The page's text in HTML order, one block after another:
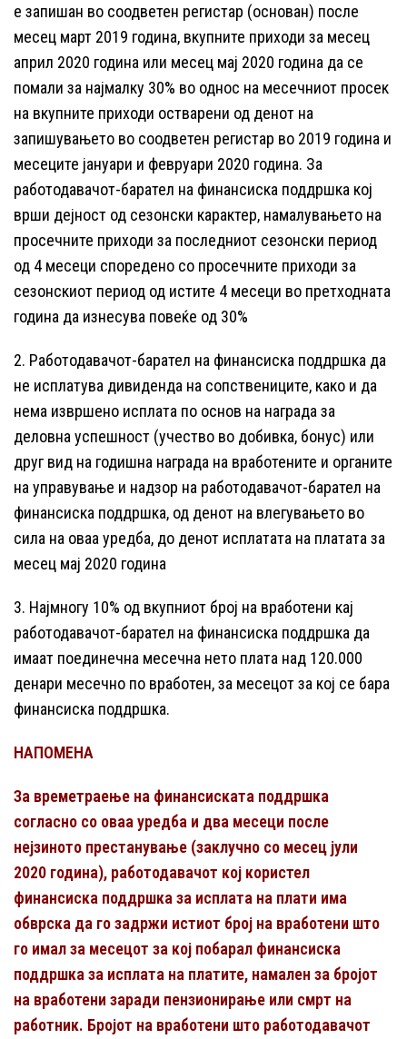
е запишан во соодветен регистар (основан) после
месец март 2019 година, вкупните приходи за месец
април 2020 година или месец мај 2020 година да се
помали за најмалку 30% во однос на месечниот просек
на вкупните приходи остварени од денот на
запишувањето во соодветен регистар во 2019 година и
месеците јануари и февруари 2020 година. За
работодавачот-барател на финансиска поддршка кој
врши дејност од сезонски карактер, намалувањето на
просечните приходи за последниот сезонски период
од 4 месеци споредено со просечните приходи за
сезонскиот период од истите 4 месеци во претходната
година да изнесува повеќе од 30%
2. Работодавачот-барател на финансиска поддршка да
не исплатува дивиденда на сопствениците, како и да
нема извршено исплата по основ на награда за
деловна успешност (учество во добивка, бонус) или
друг вид на годишна награда на вработените и органите
на управување и надзор на работодавачот-барател на
финансиска поддршка, од денот на влегувањето во
сила на оваа уредба, до денот исплатата на платата за
месец мај 2020 година
3. Најмногу 10% од вкупниот број на вработени кај
работодавачот-барател на финансиска поддршка да
имаат поединечна месечна нето плата над 120.000
денари месечно по вработен, за месецот за кој се бара
финансиска поддршка.
НАПОМЕНА
За времетраење на финансиската поддршка
согласно со оваа уредба и два месеци после
нејзиното престанување (заклучно со месец јули
2020 година), работодавачот кој користел
финансиска поддршка за исплата на плати има
обврска да го задржи истиот број на вработени што
го имал за месецот за кој побарал финансиска
поддршка за исплата на платите, намален за бројот
на вработени заради пензионирање или смрт на
работник. Бројот на вработени што работодавачот